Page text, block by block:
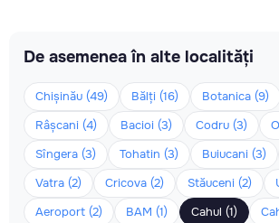
De asemenea în alte localități
Chișinău (49) Bălți (16) Botanica (9)
Râșcani (4)
Bacioi (3) Codru (3)
Sîngera (3)
Tohatin (3) Buiucani (3)
Vatra (2)
Cricova (2) Stăuceni (2)
Aeroport (2)
BAM (1) Cahul (1)